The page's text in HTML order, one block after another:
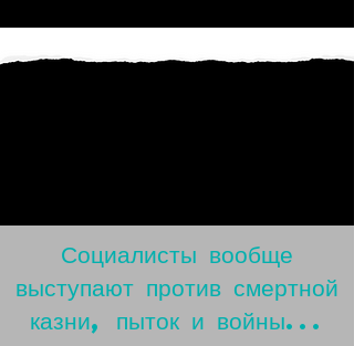
Социалисты вообще
выступают против смертной
казни, пыток и войны...